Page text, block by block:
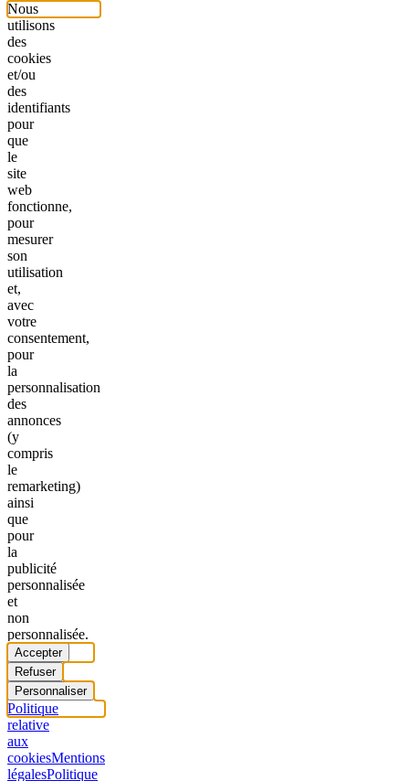
Nous
utilisons
des
cookies
et/ou
des
identifiants
pour
que
le
site
web
fonctionne,
pour
mesurer
son
utilisation
et,
avec
votre
consentement,
pour
la
personnalisation
des
annonces
(y
compris
le
remarketing)
ainsi
que
pour
la
publicité
personnalisée
et
non
personnalisée.
Accepter
Refuser
Personnaliser
Politique
relative
aux
cookiesMentions
légalesPolitique